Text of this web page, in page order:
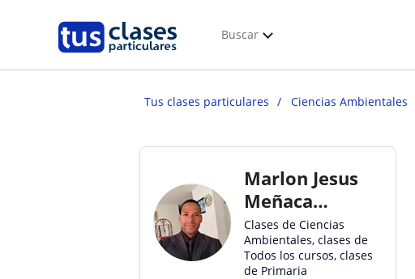
Buscar
Tus clases particulares Ciencias Ambientales
Marlon Jesus
Meñaca
Marin
Clases de Ciencias
Ambientales, clases de
Todos los cursos, clases
de Primaria